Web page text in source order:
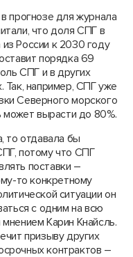
прогнозе для журнала
что доля СПГ в
России к 2030 году
порядка 69
СПГ и в других
Так, например, СПГ уже
Северного морского
может вырасти до 80%.
то отдавала бы
потому что СПГ
поставки –
то конкретному
ситуации он
с одним на всю
Карин Кнайсль.
призыву других
контрактов –